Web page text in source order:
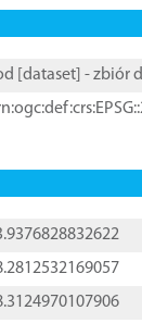
[ dataset ] - zbiór